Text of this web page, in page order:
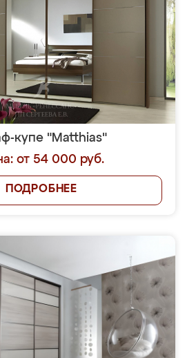
купе "Matthias"
от 54 000 руб.
ПОДРОБНЕЕ